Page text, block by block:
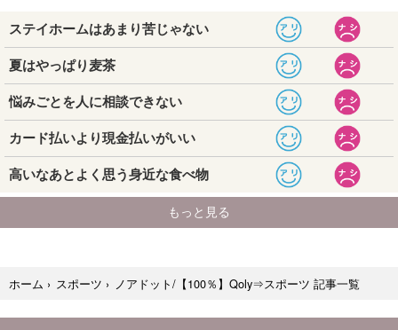
ホーム › スポーツ › ノアドット/【100％】Qoly⇒スポーツ 記事一覧